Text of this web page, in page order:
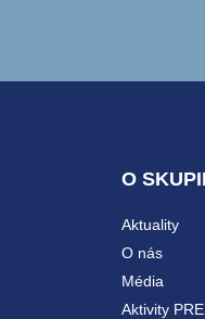
O
Aktuality
O nás
Média
Aktivity PRE